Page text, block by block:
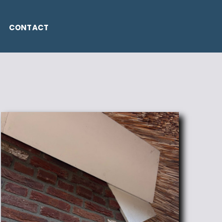
CONTACT